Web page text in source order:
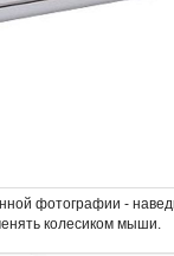
фотографии -
колесиком мыши.